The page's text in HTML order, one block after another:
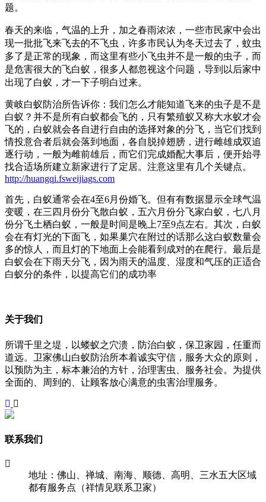
题。
春天的来临，气温的上升，加之春雨浓浓，一些市民家中会出
现一批批飞来飞去的不飞虫，许多市民认为冬天过去了，蚊虫
多了是正常的现象，而这里有些小飞虫并不是一般的虫子，而
是危害很大的飞白蚁，很多人都忽视这个问题，导到以后家中
出现了白蚁，才一下子明白过来。
黄岐白蚁防治所告诉你：我们怎么才能知道飞来的虫子是不是
白蚁？并不是所有白蚁都会飞的，只有繁殖蚁又称大水蚁才会
飞的，白蚁就会各自进行自由的选择对象的分飞，当它们找到
情投意合者后就会落到地面，各自脱掉翅膀，进行雌雄成双追
逐行动，一般为雌前雄后，而它们完成婚配大事后，便开始寻
找合适场所建立新家进行了定居。注意这里有几个关键点。
http://huangqi.fsweijiags.com
首先，白蚁通常会在4至6月份婚飞。但有有数据显示全球气温
变暖，在三四月份分飞散白蚁，五六月份分飞家白蚁，七八月
份分飞土栖白蚁，一般是时间是晚上7至9点左右。其次，白蚁
会在有灯光的下面飞，如果巢穴在附过的话那么这白蚁数量会
多的惊人，而且灯的下地面上会能看到成对的在爬行。最后是
白蚁会在下雨天分飞，因为雨天的温度、湿度和气压的正适合
白蚁分的条件，以提高它们的成功率
关于我们
所谓千里之堤，以蝼蚁之穴溃，防治白蚁，保卫家园，任重而
道远。卫家佛山白蚁防治所本着诚实守信，服务大众的原则，
以预防为主，标本兼治的方针，治理害虫、服务社会。为提供
全面的、周到的、让顾客放心满意的虫害治理服务。
联系我们
地址：佛山、禅城、南海、顺德、高明、三水五大区域
都有服务点（祥情见联系卫家）